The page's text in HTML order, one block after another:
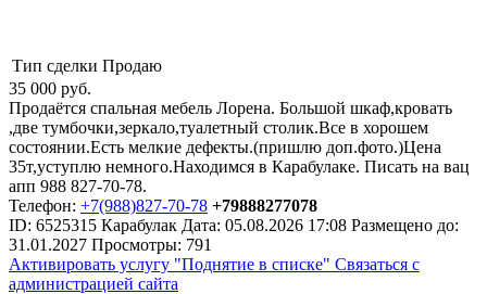
Тип сделки Продаю
35 000 руб.
Продаётся спальная мебель Лорена. Большой шкаф,кровать
,две тумбочки,зеркало,туалетный столик.Все в хорошем
состоянии.Есть мелкие дефекты.(пришлю доп.фото.)Цена
35т,уступлю немного.Находимся в Карабулаке. Писать на вац
апп 988 827-70-78.
Телефон: +7(988)827-70-78 +79888277078
ID: 6525315 Карабулак Дата: 05.08.2026 17:08 Размещено до:
31.01.2027 Просмотры: 791
Активировать услугу "Поднятие в списке" Связаться с
администрацией сайта